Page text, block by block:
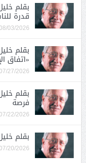
بقلم
قدرة
03/2026
بقلم
«اتفاق
27/2026
بقلم
فرصة
22/2026
بقلم
20/2026